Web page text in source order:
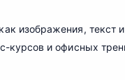
изображения, текст
курсов и офисных